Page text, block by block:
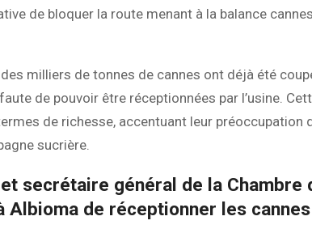
de bloquer la route menant à la balance
milliers de tonnes de cannes ont déjà été
de pouvoir être réceptionnées par l’usine.
de richesse, accentuant leur préoccupation
sucrière.
secrétaire général de la Chambre
Albioma de réceptionner les